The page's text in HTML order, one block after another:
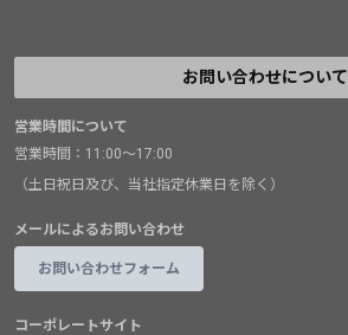
お問い合わせについて
営業時間について
営業時間：11:00～17:00
（土日祝日及び、当社指定休業日を除く）
メールによるお問い合わせ
お問い合わせフォーム
コーポレートサイト